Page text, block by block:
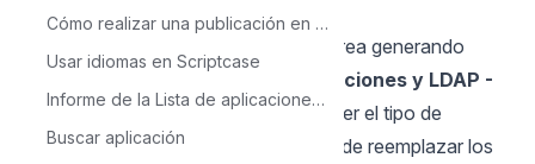
Cómo realizar una publicación en ScriptCase - Avanzada
Usar idiomas en Scriptcase
Informe de la Lista de aplicaciones de Scriptcase
Buscar aplicación
"app_sync_apps":
La aplicación "app_sync_apps" se crea generando
Grupo, Aplicaciones y LDAP -
Control Total.Asegúrate de conocer el tipo de
módulo que se está utilizando antes de reemplazar los